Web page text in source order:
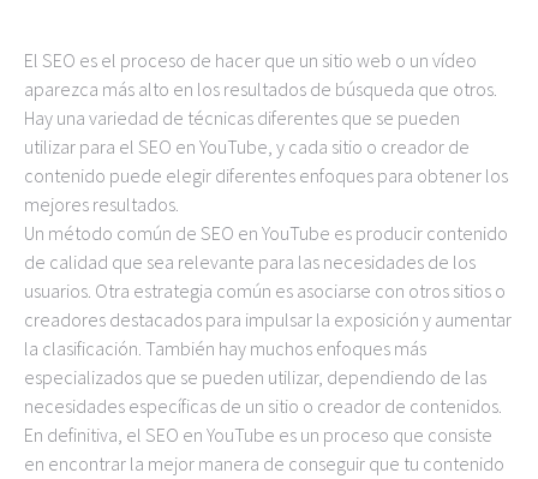
El SEO es el proceso de hacer que un sitio web o un vídeo
aparezca más alto en los resultados de búsqueda que otros.
Hay una variedad de técnicas diferentes que se pueden
utilizar para el SEO en YouTube, y cada sitio o creador de
contenido puede elegir diferentes enfoques para obtener los
mejores resultados.
Un método común de SEO en YouTube es producir contenido
de calidad que sea relevante para las necesidades de los
usuarios. Otra estrategia común es asociarse con otros sitios o
creadores destacados para impulsar la exposición y aumentar
la clasificación. También hay muchos enfoques más
especializados que se pueden utilizar, dependiendo de las
necesidades específicas de un sitio o creador de contenidos.
En definitiva, el SEO en YouTube es un proceso que consiste
en encontrar la mejor manera de conseguir que tu contenido